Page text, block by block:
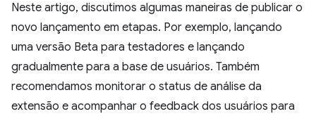
Neste artigo, discutimos algumas maneiras de publicar o
novo lançamento em etapas. Por exemplo, lançando
uma versão Beta para testadores e lançando
gradualmente para a base de usuários. Também
recomendamos monitorar o status de análise da
extensão e acompanhar o feedback dos usuários para